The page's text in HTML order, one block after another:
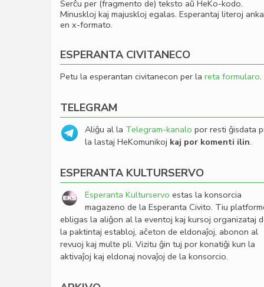
Serĉu per (fragmento de) teksto aŭ HeKo-kodo.
Minuskloj kaj majuskloj egalas. Esperantaj literoj
en x-formato.
ESPERANTA CIVITANECO
Petu la esperantan civitanecon per la reta formularo.
TELEGRAM
Aliĝu al la Telegram-kanalo por resti ĝisdata
la lastaj HeKomunikoj kaj por komenti ilin.
ESPERANTA KULTURSERVO
Esperanta Kulturservo estas la konsorcia
magazeno de la Esperanta Civito. Tiu
ebligas la aliĝon al la eventoj kaj kursoj organizataj
la paktintaj establoj, aĉeton de eldonaĵoj, abonon al
revuoj kaj multe pli. Vizitu ĝin tuj por konatiĝi kun la
aktivaĵoj kaj eldonaj novaĵoj de la konsorcio.